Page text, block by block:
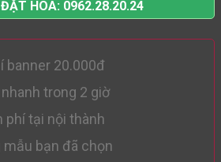
ĐẶT HOA: 0962.28.20.24
banner 20.000đ
trong 2 giờ
phí tại nội thành
bạn đã chọn